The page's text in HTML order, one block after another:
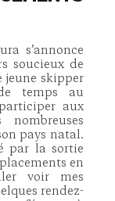
s’annonce
soucieux de
jeune skipper
temps au
aux
pays natal.
par la sortie
en
voir mes
rendez-